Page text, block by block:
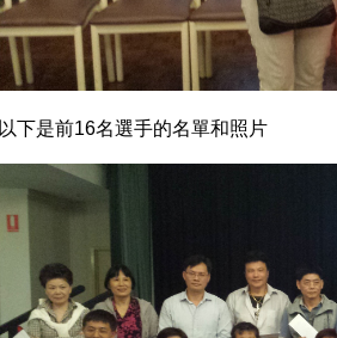
以下是前16名選手的名單和照片